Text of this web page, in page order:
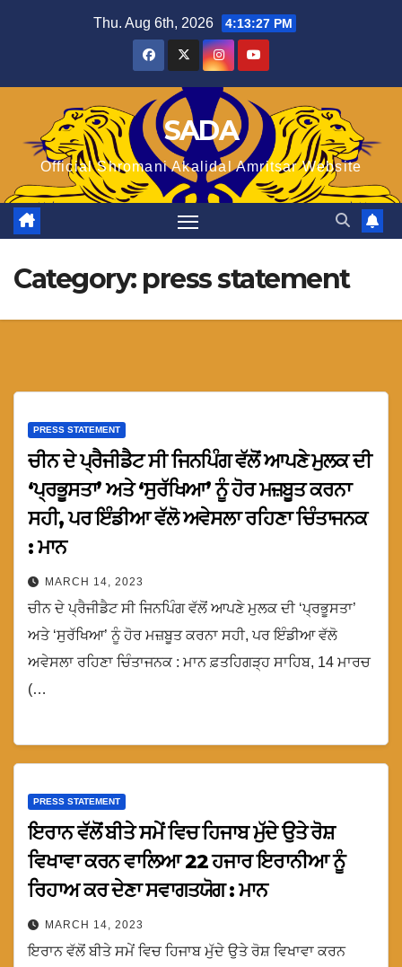
Thu. Aug 6th, 2026 4:13:27 PM
SADA
Official Shromani Akalidal Amritsar Website
Category: press statement
PRESS STATEMENT
ਚੀਨ ਦੇ ਪ੍ਰੈਜੀਡੈਟ ਸੀ ਜਿਨਪਿੰਗ ਵੱਲੋਂ ਆਪਣੇ ਮੁਲਕ ਦੀ
‘ਪ੍ਰਭੂਸਤਾ’ ਅਤੇ ‘ਸੁਰੱਖਿਆ’ ਨੂੰ ਹੋਰ ਮਜ਼ਬੂਤ ਕਰਨਾ
ਸਹੀ, ਪਰ ਇੰਡੀਆ ਵੱਲੋ ਅਵੇਸਲਾ ਰਹਿਣਾ ਚਿੰਤਾਜਨਕ
: ਮਾਨ
MARCH 14, 2023
ਚੀਨ ਦੇ ਪ੍ਰੈਜੀਡੈਟ ਸੀ ਜਿਨਪਿੰਗ ਵੱਲੋਂ ਆਪਣੇ ਮੁਲਕ ਦੀ ‘ਪ੍ਰਭੂਸਤਾ’
ਅਤੇ ‘ਸੁਰੱਖਿਆ’ ਨੂੰ ਹੋਰ ਮਜ਼ਬੂਤ ਕਰਨਾ ਸਹੀ, ਪਰ ਇੰਡੀਆ ਵੱਲੋ
ਅਵੇਸਲਾ ਰਹਿਣਾ ਚਿੰਤਾਜਨਕ : ਮਾਨ ਫ਼ਤਹਿਗੜ੍ਹ ਸਾਹਿਬ, 14 ਮਾਰਚ
(…
PRESS STATEMENT
ਇਰਾਨ ਵੱਲੋਂ ਬੀਤੇ ਸਮੇਂ ਵਿਚ ਹਿਜਾਬ ਮੁੱਦੇ ਉਤੇ ਰੋਸ਼
ਵਿਖਾਵਾ ਕਰਨ ਵਾਲਿਆ 22 ਹਜਾਰ ਇਰਾਨੀਆ ਨੂੰ
ਰਿਹਾਅ ਕਰ ਦੇਣਾ ਸਵਾਗਤਯੋਗ : ਮਾਨ
MARCH 14, 2023
ਇਰਾਨ ਵੱਲੋਂ ਬੀਤੇ ਸਮੇਂ ਵਿਚ ਹਿਜਾਬ ਮੁੱਦੇ ਉਤੇ ਰੋਸ਼ ਵਿਖਾਵਾ ਕਰਨ